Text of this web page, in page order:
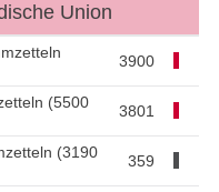
Union
3900
(5500
3801
(3190
359